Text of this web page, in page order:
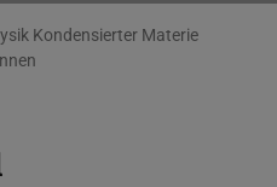
Kondensierter Materie